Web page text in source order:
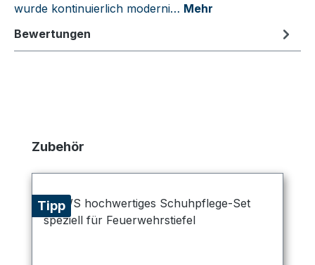
wurde kontinuierlich moderni… Mehr
Bewertungen
Produktgalerie überspringen
Zubehör
Tipp